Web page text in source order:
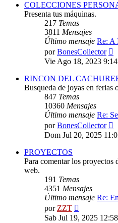
COLECCIONES
Presenta tus máquinas.
217 Temas
3811 Mensajes
Último mensaje Re: A
porBonesCollector
Vie Ago 18, 2023
RINCON DEL
Busqueda de joyas en ferias
847 Temas
10360 Mensajes
Último mensaje Re:
porBonesCollector
Dom Jul 20, 2025
PROYECTOS
Para comentar los proyectos
web.
191 Temas
4351 Mensajes
Último mensaje Re:
porZZT
último
Sab Jul 19, 2025